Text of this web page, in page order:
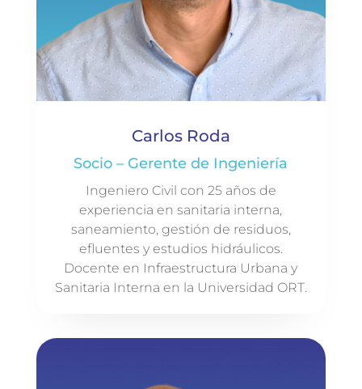
Carlos Roda
Socio – Gerente de Ingeniería
Ingeniero Civil con 25 años de
experiencia en sanitaria interna,
saneamiento, gestión de residuos,
efluentes y estudios hidráulicos.
Docente en Infraestructura Urbana y
Sanitaria Interna en la Universidad ORT.